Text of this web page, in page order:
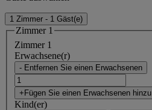
1 Zimmer - 1 Gäst(e)
Zimmer 1
Zimmer 1
Erwachsene(r)
- Entfernen Sie einen Erwachsenen
+Fügen Sie einen Erwachsenen hinzu
Kind(er)